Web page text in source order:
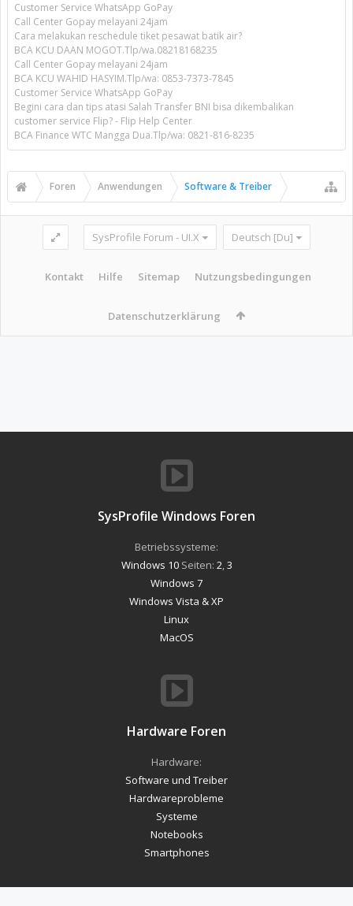
Customer Service WhatsApp GoPay
Call Center Gopay melayani 24jam
Cara melakukan reschedule tiket pesawat batik air?
BCA KCU DAAN MOGOT.Tlp/wa.08218168235
Call Center Gopay melayani 24jam
BCA KCU WAHID HASYIM.Tlp/wa: 0853-7373-7845
Customer Service WhatsApp GoPay
Begini cara dan tips atasi Salah Transfer BNI bisa dikembalikan
customer service Flip? - Flip Help Center
BCA Finance WTC Mangga Dua.Tlp/wa: 0821-816-8235
Foren Anwendungen Software & Treiber
SysProfile Forum - UI.X Deutsch [Du]
Kontakt Hilfe Sitemap Nutzungsbedingungen
Datenschutzerklärung
SysProfile Windows Foren
Betriebssysteme:
Windows 10Seiten: 2 3
Windows 7
Windows Vista & XP
Linux
MacOS
Hardware Foren
Hardware:
Software und Treiber
Hardwareprobleme
Systeme
Notebooks
Smartphones